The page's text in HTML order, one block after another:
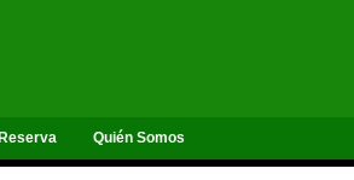
Quién Somos